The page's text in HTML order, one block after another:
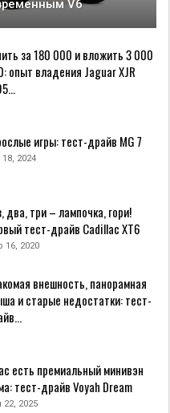
V6
за 180 000 и вложить 3 000
опыт владения Jaguar XJR
игры: тест-драйв MG 7
18, 2024
два, три – лампочка, гори!
тест-драйв Cadillac XT6
16, 2020
внешность, панорамная
и старые недостатки: тест-
есть премиальный минивэн
тест-драйв Voyah Dream
22, 2025